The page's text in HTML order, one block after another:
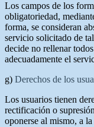
Los campos de los
obligatoriedad,
forma, se consideran
servicio solicitado de
decide no rellenar
adecuadamente el
g) Derechos de los
Los usuarios tienen
rectificación o
oponerse al mismo, a